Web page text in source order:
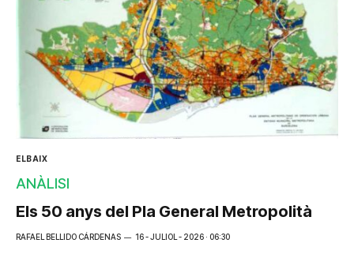
ELBAIX
ANÀLISI
Els 50 anys del Pla General Metropolità
RAFAEL BELLIDO CÁRDENAS 16 - JULIOL - 2026 · 06:30